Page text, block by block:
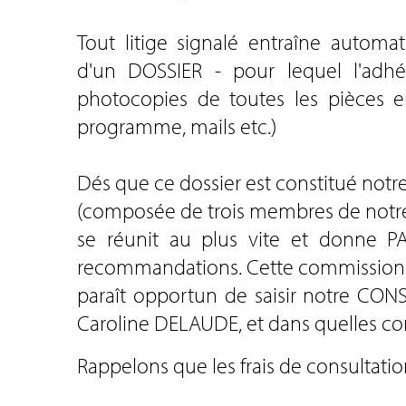
Tout litige signalé entraîne
d'un DOSSIER - pour lequel
photocopies de toutes les pièces
programme, mails etc.)
Dés que ce dossier est constitué
(composée de trois membres de
se réunit au plus vite et donne
recommandations. Cette
paraît opportun de saisir notre
Caroline DELAUDE, et dans quelles
Rappelons que les frais de